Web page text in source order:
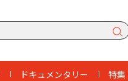
ドキュメンタリー 特集